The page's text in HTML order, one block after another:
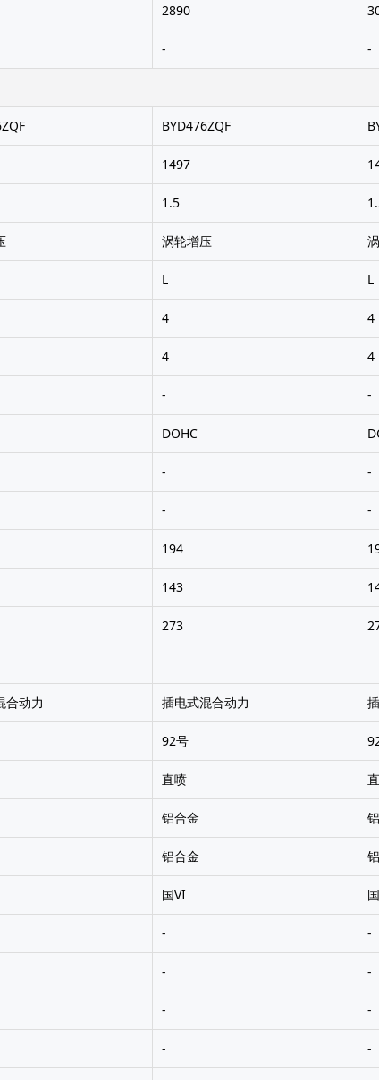
2890
- -
BYD476ZQF
1497
1.5
涡轮增压
L L
4 4
4 4
- -
DOHC
- -
- -
194
143
273
合动力 插电式混合动力
92号
直喷
铝合金
铝合金
国VI
- -
- -
- -
- -